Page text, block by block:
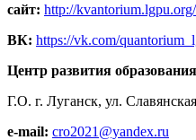
сайт: http://kvantorium.lgpu.org/
ВК: https://vk.com/
Центр развития
Г.О. г. Луганск, ул.
e-mail: cro2021@yandex.ru